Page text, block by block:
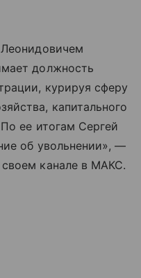
должность
курируя сферу
капитального
ее итогам Сергей
об увольнении», —
канале в МАКС.